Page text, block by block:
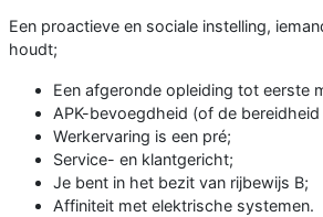
Een proactieve en sociale instelling,
houdt;
Een afgeronde opleiding tot eerste
APK-bevoegdheid (of de
Werkervaring is een pré;
Service- en klantgericht;
Je bent in het bezit van rijbewijs B;
Affiniteit met elektrische systemen.